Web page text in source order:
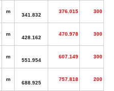
m
341.832
376.015 300
m
428.162
470.978 300
m
551.954
607.149 300
m
688.925
757.818 200